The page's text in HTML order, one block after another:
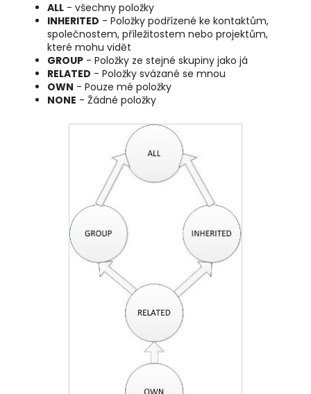
ALL - všechny položky
INHERITED - Položky podřízené ke kontaktům,
společnostem, příležitostem nebo projektům,
které mohu vidět
GROUP - Položky ze stejné skupiny jako já
RELATED - Položky svázané se mnou
OWN - Pouze mé položky
NONE - Žádné položky